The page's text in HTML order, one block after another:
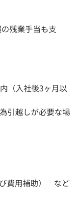
残業手当も支
（入社後3ヶ月以
引越しが必要な場
費用補助） など